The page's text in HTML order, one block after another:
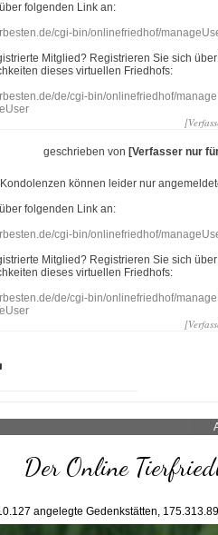
folgenden Link an:
cgi-bin/onlinefriedhof/
Mitglied? Registrieren Sie sich
dieses virtuellen Friedhofs:
de/cgi-bin/onlinefriedhof/
geschrieben von [Verfasser nur
können leider nur
folgenden Link an:
cgi-bin/onlinefriedhof/
Mitglied? Registrieren Sie sich
dieses virtuellen Friedhofs:
de/cgi-bin/onlinefriedhof/
Der Online
angelegte Gedenkstätten,